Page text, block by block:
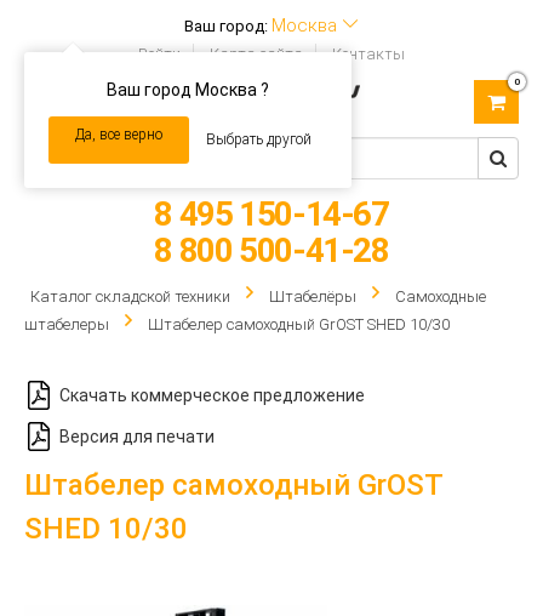
Ваш город: Москва
Ваш город Москва ?
Да, все верно Выбрать другой
Войти Карта сайта Контакты
navigation
0
8 495 150-14-67
8 800 500-41-28
Каталог складской техники Штабелёры
Самоходные
штабелеры
Штабелер самоходный GrOST SHED 10/30
Скачать коммерческое предложение
Версия для печати
Штабелер самоходный GrOST
SHED 10/30